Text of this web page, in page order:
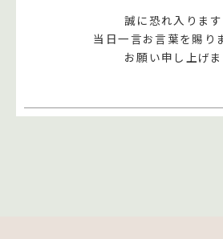
誠に恐れ入りま
当日一言お言葉を賜り
お願い申し上げ